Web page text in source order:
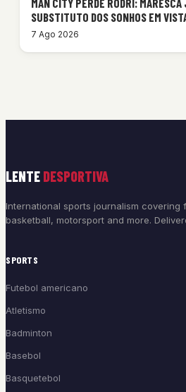
SUBSTITUTO DOS SONHOS EM
7 Ago 2026
LENTE DESPORTIVA
International sports journalism covering
basketball, motorsport and more.
SPORTS
Futebol americano
Atletismo
Badminton
Basebol
Basquetebol